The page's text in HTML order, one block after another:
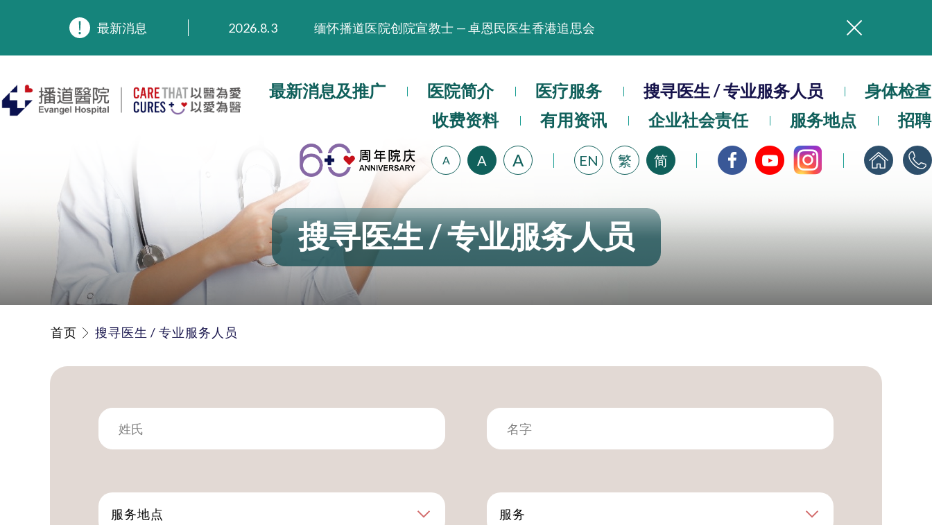
最新消息 2026.8.3
缅怀播道医院创院宣教士 — 卓恩民医生香港追思会
2025.9.23
本院在暴雨或台风警告信号 (包括黑色暴雨及8号或以上热带气旋警告信号) 下，仍会维持有限度服务。如有查询，可致电2711 5222。
2025.8.4
播道医院手机App已推出查阅病歷记录及求诊资料功能，请即下载
最新消息及推广 医院简介 医疗服务 搜寻医生 / 专业服务人员
身体检查
收费资料
有用资讯 企业社会责任 服务地点 招聘
A A A EN 繁 简
搜寻医生 / 专业服务人员
首页 搜寻医生 / 专业服务人员
服务地点 服务